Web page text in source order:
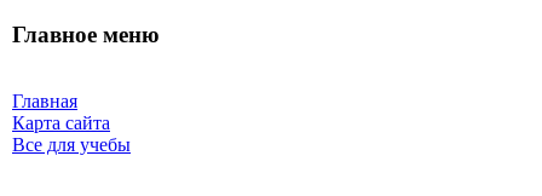
Главное меню
Главная
Карта сайта
Все для учебы